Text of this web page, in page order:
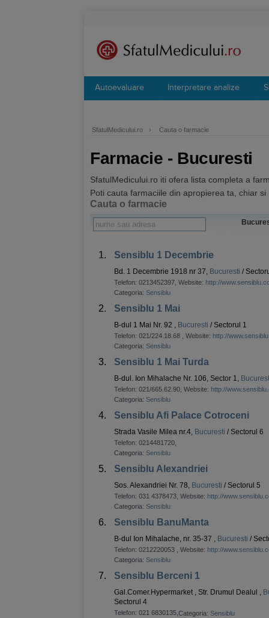
Autoevaluare Interpretare analize
SfatulMedicului.ro › Cauta o farmacie
Farmacie - Bucuresti
SfatulMedicului.ro iti ofera lista completa a
Poti cauta farmaciile din apropierea ta, chiar
Cauta o farmacie
1. Sensiblu 1 Decembrie
Bd. 1 Decembrie 1918 nr 37, Bucuresti /
Telefon: 0213452397 , Website: http://
Categoria: Sensiblu
2. Sensiblu 1 Mai
B-dul 1 Mai Nr. 92 , Bucuresti / Sectorul 1
Telefon: 021/224.18.68 , Website: http://
Categoria: Sensiblu
3. Sensiblu 1 Mai Turda
B-dul. Ion Mihalache Nr. 106, Sector 1,
Telefon: 021/665.62.90 , Website: http://
Categoria: Sensiblu
4. Sensiblu Afi Palace Cotroceni
Strada Vasile Milea nr.4, Bucuresti / Sectorul 6
Telefon: 0214481720
Categoria: Sensiblu
5. Sensiblu Alexandriei
Sos. Alexandriei Nr. 78, Bucuresti / Sectorul 5
Telefon: 031 4378473 , Website: http://
Categoria: Sensiblu
6. Sensiblu BanuManta
B-dul Ion Mihalache, nr. 35-37 , Bucuresti /
Telefon: 0212220053 , Website: http://
Categoria: Sensiblu
7. Sensiblu Berceni 1
Gal.Comer.Hypermarket , Str. Drumul Dealul ,
Sectorul 4
Telefon: 021 6830135 Categoria: Sensiblu